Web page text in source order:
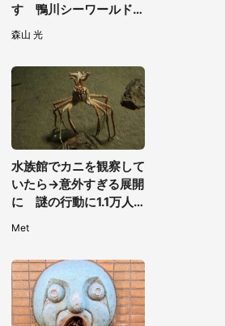
す 鴨川シーワールドで
「アンドンクラゲ」期間
限定展示【7／29～】
森山 光
水族館でカニを観察して
いたら→意外すぎる展開
に 謎の行動に1.1万人
Met